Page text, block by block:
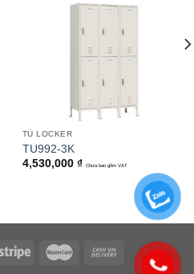
TỦ LOCKER
TU992-3K
4,530,000 ₫ Chưa bao gồm VAT